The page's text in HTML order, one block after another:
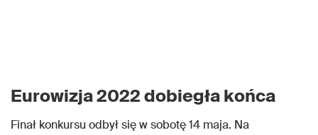
Eurowizja 2022 dobiegła końca
Finał konkursu odbył się w sobotę 14 maja. Na